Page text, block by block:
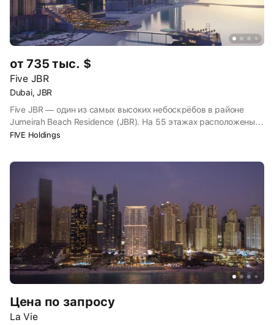
от 735 тыс. $
Five JBR
Dubai, JBR
Five JBR — один из самых высоких небоскрёбов в районе
Jumeirah Beach Residence (JBR). На 55 этажах расположены
гостиничные номера класса люкс и жилые апартаменты на
FIVE Holdings
Цена по запросу
La Vie